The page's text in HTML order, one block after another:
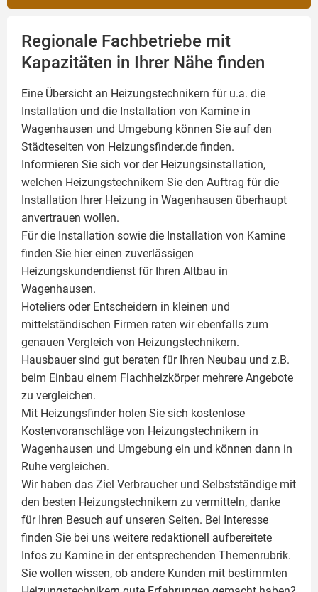
Regionale Fachbetriebe mit
Kapazitäten in Ihrer Nähe finden
Eine Übersicht an Heizungstechnikern für u.a. die
Installation und die Installation von Kamine in
Wagenhausen und Umgebung können Sie auf den
Städteseiten von Heizungsfinder.de finden.
Informieren Sie sich vor der Heizungsinstallation,
welchen Heizungstechnikern Sie den Auftrag für die
Installation Ihrer Heizung in Wagenhausen überhaupt
anvertrauen wollen.
Für die Installation sowie die Installation von Kamine
finden Sie hier einen zuverlässigen
Heizungskundendienst für Ihren Altbau in
Wagenhausen.
Hoteliers oder Entscheidern in kleinen und
mittelständischen Firmen raten wir ebenfalls zum
genauen Vergleich von Heizungstechnikern.
Hausbauer sind gut beraten für Ihren Neubau und z.B.
beim Einbau einem Flachheizkörpermehrere Angebote
zu vergleichen.
Mit Heizungsfinder holen Sie sich kostenlose
Kostenvoranschläge von Heizungstechnikern in
Wagenhausen und Umgebung ein und können dann in
Ruhe vergleichen.
Wir haben das Ziel Verbraucher und Selbstständige mit
den besten Heizungstechnikern zu vermitteln, danke
für Ihren Besuch auf unseren Seiten. Bei Interesse
finden Sie bei uns weitere redaktionell aufbereitete
Infos zu Kamine in der entsprechenden Themenrubrik.
Sie wollen wissen, ob andere Kunden mit bestimmten